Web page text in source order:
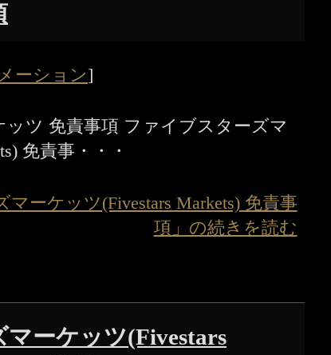
ーション]
ツ 免責事項 ファイブスターズマ
免責事・・・
マーケッツ(Fivestars Markets) 免責事
項」の続きを読む
ーケッツ(Fivestars